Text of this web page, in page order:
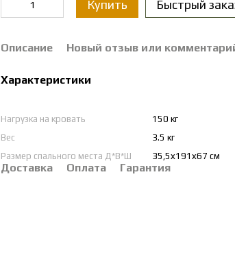
Купить Быстрый
Описание Новый отзыв или
Характеристики
Нагрузка на кровать
150 кг
Вес
3.5 кг
Размер спального места Д*В*Ш
35,5х191х67 см
Доставка Оплата Гарантия